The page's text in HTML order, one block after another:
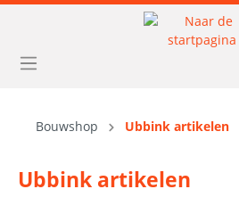
Bouwshop Ubbink artikelen
Ubbink artikelen